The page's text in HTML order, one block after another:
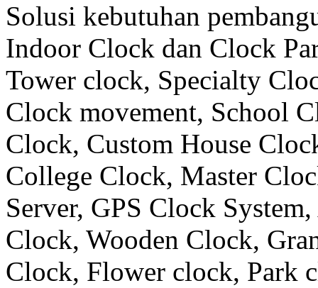
Solusi kebutuhan
Indoor Clock dan Clock
Tower clock, Specialty
Clock movement, School
Clock, Custom House
College Clock, Master
Server, GPS Clock
Clock, Wooden Clock,
Clock, Flower clock, Park